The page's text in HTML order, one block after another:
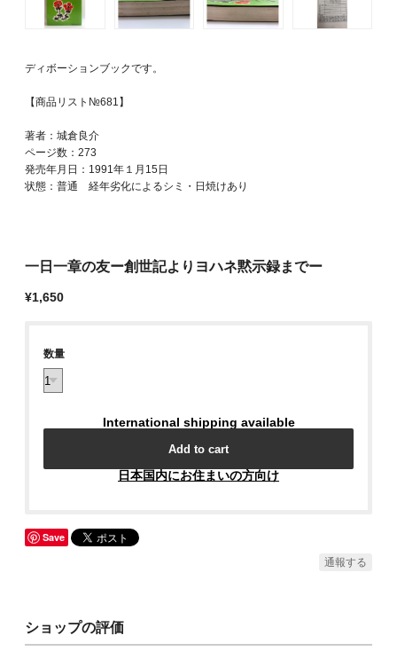
ディボーションブックです。
【商品リスト№681】
著者：城倉良介
ページ数：273
発売年月日：1991年１月15日
状態：普通 経年劣化によるシミ・日焼けあり
一日一章の友ー創世記よりヨハネ黙示録までー
¥1,650
数量
International shipping available
Add to cart
日本国内にお住まいの方向け
Save
通報する
ショップの評価